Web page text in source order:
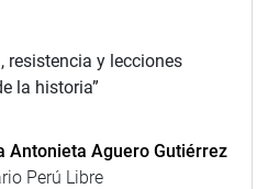
resistencia y lecciones
la historia”
Antonieta Aguero Gutiérrez
Perú Libre